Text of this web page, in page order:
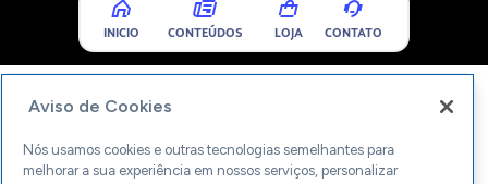
INICIO CONTEÚDOS LOJA CONTATO
Aviso de Cookies
Nós usamos cookies e outras tecnologias semelhantes para
melhorar a sua experiência em nossos serviços, personalizar